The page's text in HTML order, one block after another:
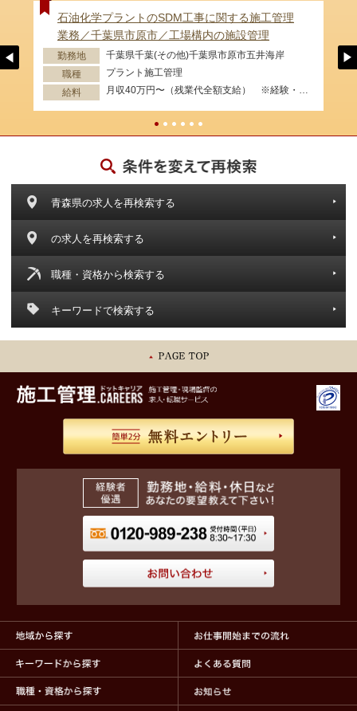
石油化学プラントのSDM工事に関する施工管理
業務／千葉県市原市／工場構内の施設管理
勤務地
千葉県千葉(その他)千葉県市原市五井海岸
職種
プラント施工管理
給料
青森県の求人を再検索する
の求人を再検索する
職種・資格から検索する
キーワードで検索する